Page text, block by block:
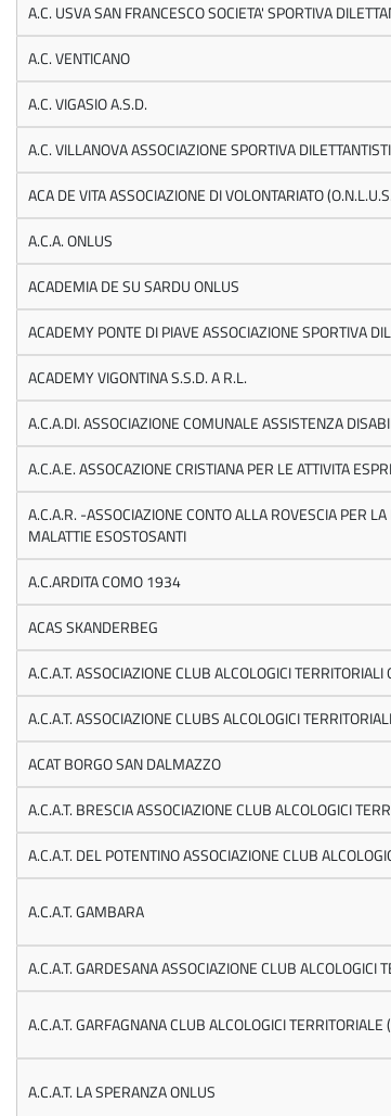
A.C. USVA SAN FRANCESCO SOCIETA' SPORTIVA
A.C. VENTICANO
A.C. VIGASIO A.S.D.
A.C. VILLANOVA ASSOCIAZIONE SPORTIVA
ACA DE VITA ASSOCIAZIONE DI VOLONTARIATO
A.C.A. ONLUS
ACADEMIA DE SU SARDU ONLUS
ACADEMY PONTE DI PIAVE ASSOCIAZIONE SPORTIVA
ACADEMY VIGONTINA S.S.D. A R.L.
A.C.A.DI. ASSOCIAZIONE COMUNALE ASSISTENZA
A.C.A.E. ASSOCAZIONE CRISTIANA PER LE ATTIVITA
A.C.A.R. -ASSOCIAZIONE CONTO ALLA ROVESCIA PER
MALATTIE ESOSTOSANTI
A.C.ARDITA COMO 1934
ACAS SKANDERBEG
A.C.A.T. ASSOCIAZIONE CLUB ALCOLOGICI TERRITORIALI
A.C.A.T. ASSOCIAZIONE CLUBS ALCOLOGICI
ACAT BORGO SAN DALMAZZO
A.C.A.T. BRESCIA ASSOCIAZIONE CLUB ALCOLOGICI
A.C.A.T. DEL POTENTINO ASSOCIAZIONE CLUB
A.C.A.T. GAMBARA
A.C.A.T. GARDESANA ASSOCIAZIONE CLUB ALCOLOGICI
A.C.A.T. GARFAGNANA CLUB ALCOLOGICI
A.C.A.T. LA SPERANZA ONLUS